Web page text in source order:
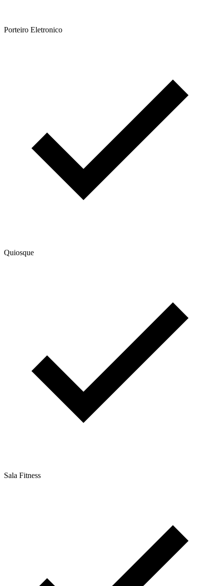
Porteiro Eletronico
Quiosque
Sala Fitness